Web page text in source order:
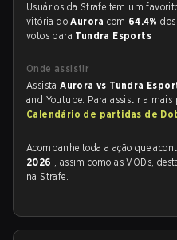
Usuários da Strafe tem um
vitória doAuroracom 64.4%
votos para Tundra Esports .
Onde assistir
AssistaAurora vs Tundra
and Youtube. Para assistir a mais
Calendário de partidas de
Acompanhe toda a ação que
2026 , assim como as VODs,
na Strafe.